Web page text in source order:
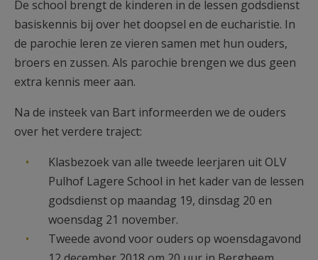
De school brengt de kinderen in de lessen godsdienst
basiskennis bij over het doopsel en de eucharistie. In
de parochie leren ze vieren samen met hun ouders,
broers en zussen. Als parochie brengen we dus geen
extra kennis meer aan.
Na de insteek van Bart informeerden we de ouders
over het verdere traject:
Klasbezoek van alle tweede leerjaren uit OLV
Pulhof Lagere School in het kader van de lessen
godsdienst op maandag 19, dinsdag 20 en
woensdag 21 november.
Tweede avond voor ouders op woensdagavond